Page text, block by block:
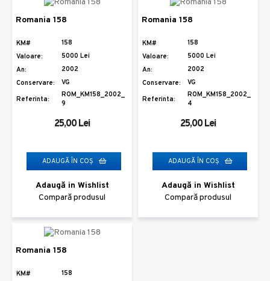
Romania 158
KM#
158
Valoare:
5000 Lei
An:
2002
Conservare:
VG
Referinta:
ROM_KM158_2002_
9
25,00 Lei
ADAUGĂ ÎN COŞ
Adaugă in Wishlist
Compară produsul
Romania 158
KM#
158
Valoare:
5000 Lei
An:
2002
Conservare:
VG
Referinta:
ROM_KM158_2002_
4
25,00 Lei
ADAUGĂ ÎN COŞ
Adaugă in Wishlist
Compară produsul
Romania 158
KM#
158